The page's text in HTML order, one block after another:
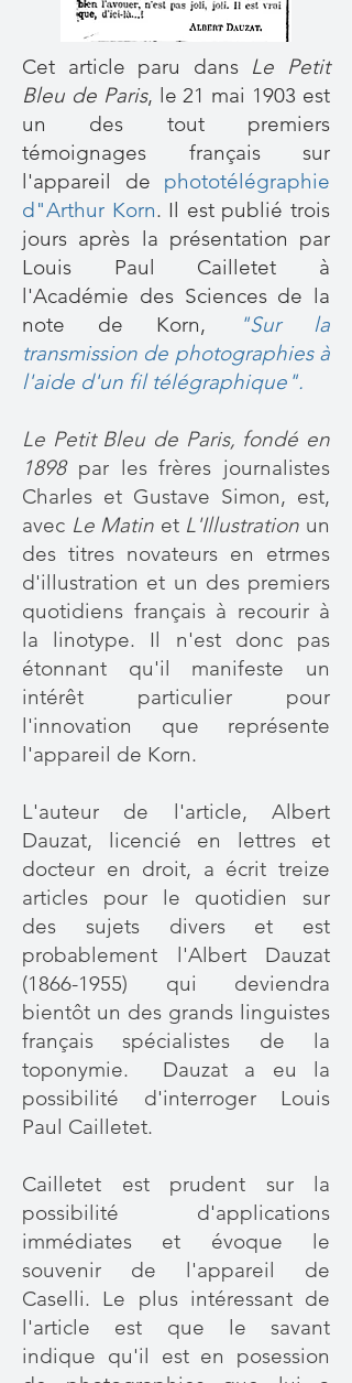
Cet article paru dans Le Petit
Bleu de Paris, le 21 mai 1903 est
un des tout premiers
témoignages français sur
l'appareil de phototélégraphie
d"Arthur Korn. Il est publié trois
jours après la présentation par
Louis Paul Cailletet à
l'Académie des Sciences de la
note de Korn,
"Sur la
transmission de photographies à
l'aide d'un fil télégraphique".
Le Petit Bleu de Paris, fondé en
1898 par les frères journalistes
Charles et Gustave Simon, est,
avec Le Matin et L'Illustration un
des titres novateurs en etrmes
d'illustration et un des premiers
quotidiens français à recourir à
la linotype. Il n'est donc pas
étonnant qu'il manifeste un
intérêt particulier pour
l'innovation que représente
l'appareil de Korn.
L'auteur de l'article, Albert
Dauzat, licencié en lettres et
docteur en droit, a écrit treize
articles pour le quotidien sur
des sujets divers et est
probablement l'Albert Dauzat
(1866-1955) qui deviendra
bientôt un des grands linguistes
français spécialistes de la
toponymie.
Dauzat a eu la
possibilité d'interroger Louis
Paul Cailletet.
Cailletet est prudent sur la
possibilité d'applications
immédiates et évoque le
souvenir de l'appareil de
Caselli. Le plus intéressant de
l'article est que le savant
indique qu'il est en posession